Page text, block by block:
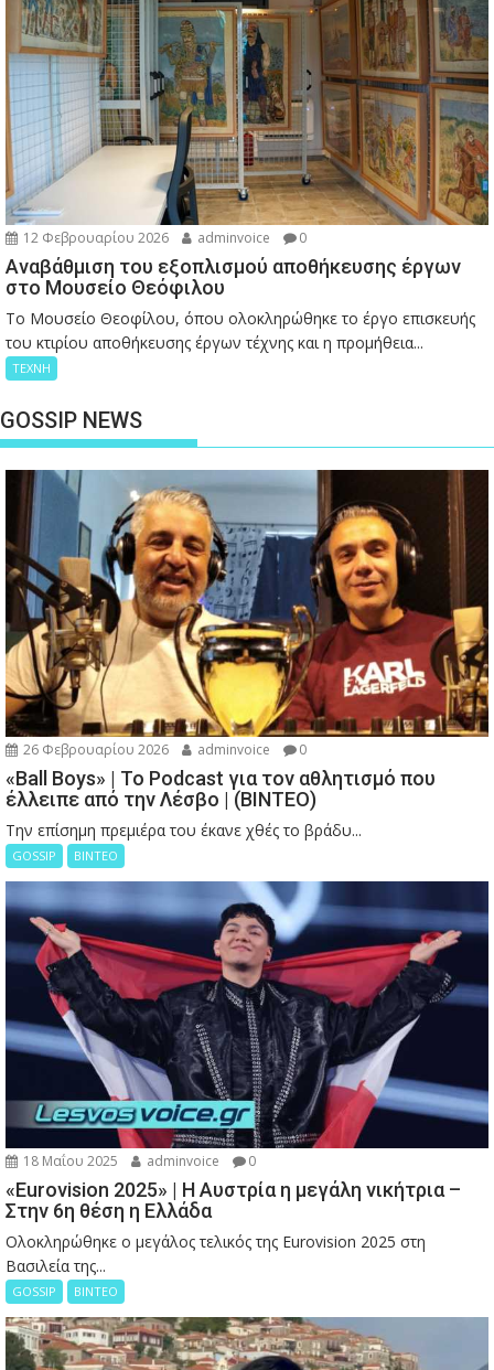
12 Φεβρουαρίου 2026 adminvoice 0
Αναβάθμιση του εξοπλισμού αποθήκευσης έργων
στο Μουσείο Θεόφιλου
Το Μουσείο Θεοφίλου, όπου ολοκληρώθηκε το έργο επισκευής
του κτιρίου αποθήκευσης έργων τέχνης και η προμήθεια...
ΤΕΧΝΗ
GOSSIP NEWS
26 Φεβρουαρίου 2026 adminvoice 0
«Ball Boys» | Το Podcast για τον αθλητισμό που
έλλειπε από την Λέσβο | (ΒΙΝΤΕΟ)
Την επίσημη πρεμιέρα του έκανε χθές το βράδυ...
GOSSIP ΒΙΝΤΕΟ
18 Μαΐου 2025 adminvoice 0
«Eurovision 2025» | Η Αυστρία η μεγάλη νικήτρια –
Στην 6η θέση η Ελλάδα
Ολοκληρώθηκε ο μεγάλος τελικός της Eurovision 2025 στη
Βασιλεία της...
GOSSIP ΒΙΝΤΕΟ